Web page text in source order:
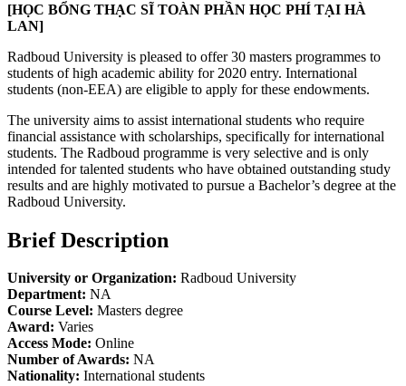
[HỌC BỔNG THẠC SĨ TOÀN PHẦN HỌC PHÍ TẠI HÀ
LAN]
Radboud University is pleased to offer 30 masters programmes to
students of high academic ability for 2020 entry. International
students (non-EEA) are eligible to apply for these endowments.
The university aims to assist international students who require
financial assistance with scholarships, specifically for international
students. The Radboud programme is very selective and is only
intended for talented students who have obtained outstanding study
results and are highly motivated to pursue a Bachelor’s degree at the
Radboud University.
Brief Description
University or Organization: Radboud University
Department: NA
Course Level: Masters degree
Award: Varies
Access Mode: Online
Number of Awards: NA
Nationality: International students